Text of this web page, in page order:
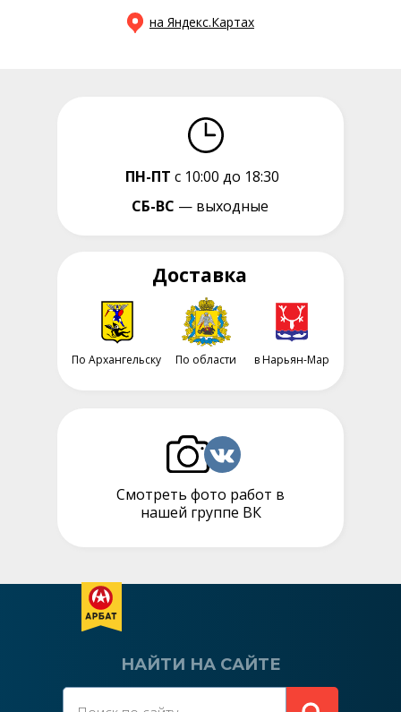
Смотреть фото работ в
нашей группе ВК
ПН-ПТ с 10:00 до 18:30
СБ-ВС — выходные
на Яндекс.Картах
Доставка
По Архангельску в Нарьян-Мар
По области
НАЙТИ НА САЙТЕ